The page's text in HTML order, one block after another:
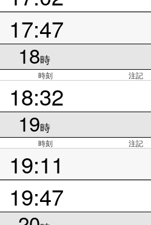
17:47
18時
時刻 注記
18:32
19時
時刻 注記
19:11
19:47